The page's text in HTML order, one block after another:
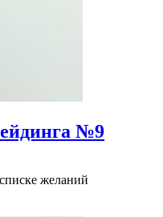
№9
желаний